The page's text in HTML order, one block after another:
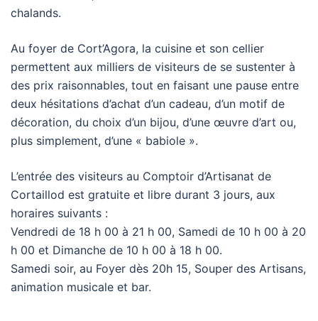
chalands.
Au foyer de Cort’Agora, la cuisine et son cellier
permettent aux milliers de visiteurs de se sustenter à
des prix raisonnables, tout en faisant une pause entre
deux hésitations d’achat d’un cadeau, d’un motif de
décoration, du choix d’un bijou, d’une œuvre d’art ou,
plus simplement, d’une « babiole ».
L’entrée des visiteurs au Comptoir d’Artisanat de
Cortaillod est gratuite et libre durant 3 jours, aux
horaires suivants :
Vendredi de 18 h 00 à 21 h 00, Samedi de 10 h 00 à 20
h 00 et Dimanche de 10 h 00 à 18 h 00.
Samedi soir, au Foyer dès 20h 15, Souper des Artisans,
animation musicale et bar.